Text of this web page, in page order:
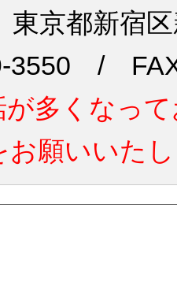
京都新宿
3550 /
多くなっ
お願いいた